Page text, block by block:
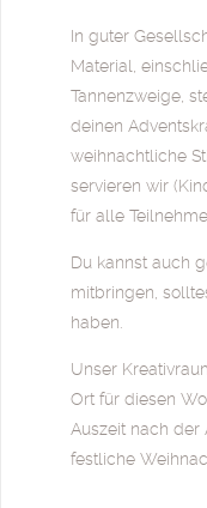
In guter
Material,
Tannenzweige,
deinen
weihnachtliche
servieren wir
für alle
Du kannst auch
mitbringen,
haben.
Unser
Ort für diesen
Auszeit nach
festliche